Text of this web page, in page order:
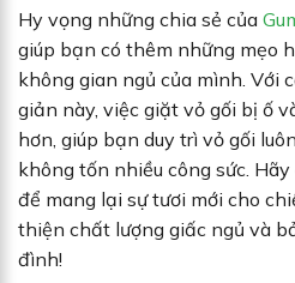
Hy vọng những chia sẻ của
giúp bạn có thêm những mẹo
không gian ngủ của mình. Với
giản này, việc giặt vỏ gối bị ố
hơn, giúp bạn duy trì vỏ gối
không tốn nhiều công sức.
để mang lại sự tươi mới cho
thiện chất lượng giấc ngủ và
đình!